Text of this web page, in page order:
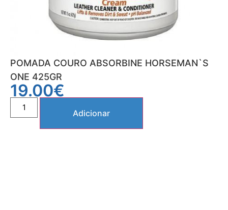
POMADA COURO ABSORBINE HORSEMAN`S
ONE 425GR
19.00€
Adicionar